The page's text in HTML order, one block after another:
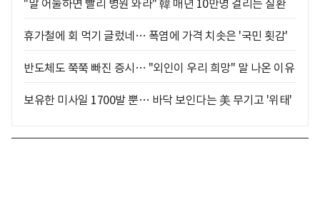
"말 어눌하면 빨리 병원 와라" 韓 매년 10만명 걸리는 질환
휴가철에 회 먹기 글렀네… 폭염에 가격 치솟은 '국민 횟감'
반도체도 쭉쭉 빠진 증시… "외인이 우리 희망" 말 나온 이유
보유한 미사일 1700발 뿐… 바닥 보인다는 美 무기고 '위태'